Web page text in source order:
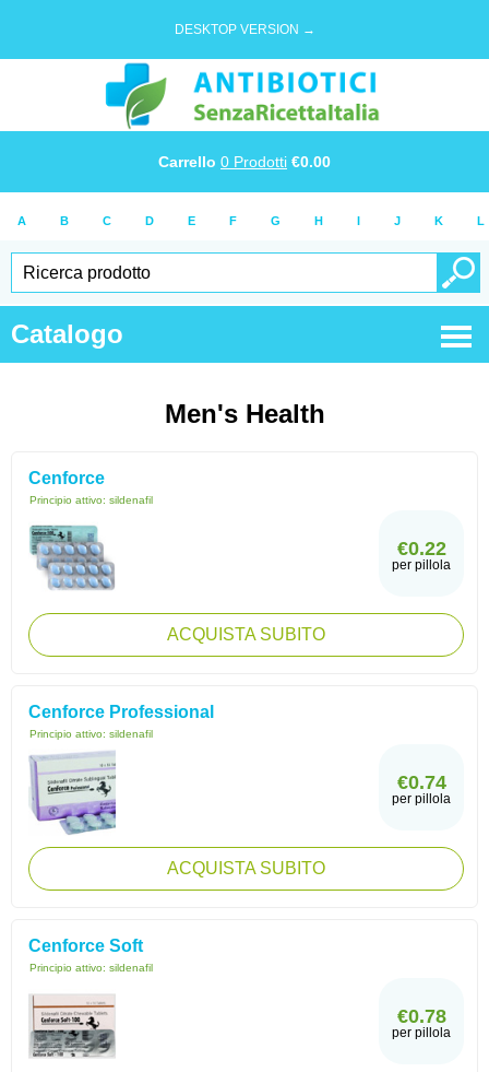
DESKTOP VERSION →
Carrello 0 Prodotti €0.00
A B C D E F G H I J K L
Catalogo
Men's Health
Cenforce
Principio attivo: sildenafil
€0.22
per pillola
ACQUISTA SUBITO
Cenforce Professional
Principio attivo: sildenafil
€0.74
per pillola
ACQUISTA SUBITO
Cenforce Soft
Principio attivo: sildenafil
€0.78
per pillola